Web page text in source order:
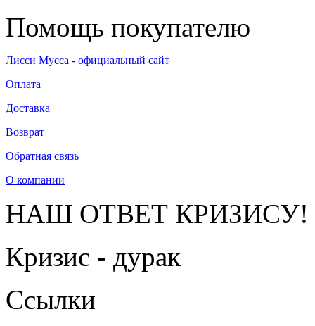
Помощь покупателю
Лисси Мусса - официальный сайт
Оплата
Доставка
Возврат
Обратная связь
О компании
НАШ ОТВЕТ КРИЗИСУ!
Кризис - дурак
Ссылки